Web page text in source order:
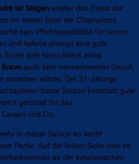
ter Stegen wieder das Dress der
im ersten Spiel der Champions
sein Pflichtspieldebüt für seinen
und lieferte prompt eine gute
findet sich hinsichtlich eines
auch kein nennenswerter Grund,
sprechen würde. Der 31-Jährige
dieser Saison konstant gute
gerüstet für das
und Co.
in dieser Saison so leicht
Partie. Auf der linken Seite wird es
an der katalanischen